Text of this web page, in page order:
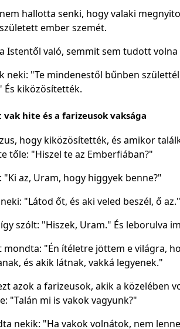
hallotta senki, hogy valaki
ember szemét.
Istentől való, semmit sem tudott
neki: "Te mindenestől bűnben
És kiközösítették.
hite és a farizeusok vaksága
hogy kiközösítették, és amikor
tőle: "Hiszel te az Emberfiában?"
"Ki az, Uram, hogy higgyek benne?"
"Látod őt, és aki veled beszél, ő az."
szólt: "Hiszek, Uram." És leborulva
mondta: "Én ítéletre jöttem e világra,
és akik látnak, vakká legyenek."
azok a farizeusok, akik a közelében
"Talán mi is vakok vagyunk?"
nekik: "Ha vakok volnátok, nem lenne